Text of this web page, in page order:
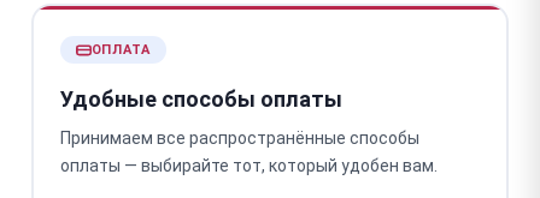
ОПЛАТА
Удобные способы оплаты
Принимаем все распространённые способы
оплаты — выбирайте тот, который удобен вам.